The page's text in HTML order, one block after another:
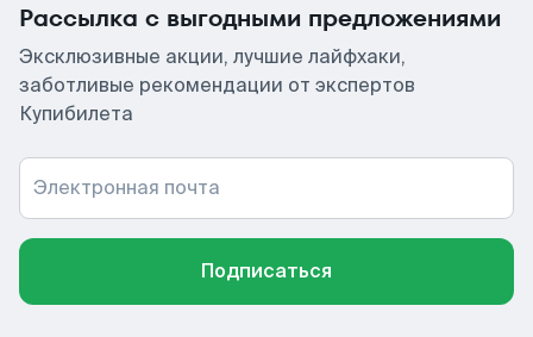
Рассылка с выгодными предложениями
Эксклюзивные акции, лучшие лайфхаки,
заботливые рекомендации от экспертов
Купибилета
Электронная почта
Подписаться